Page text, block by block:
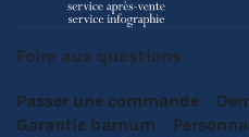
Foire aux questions
Passer une commande
Garantie barnum